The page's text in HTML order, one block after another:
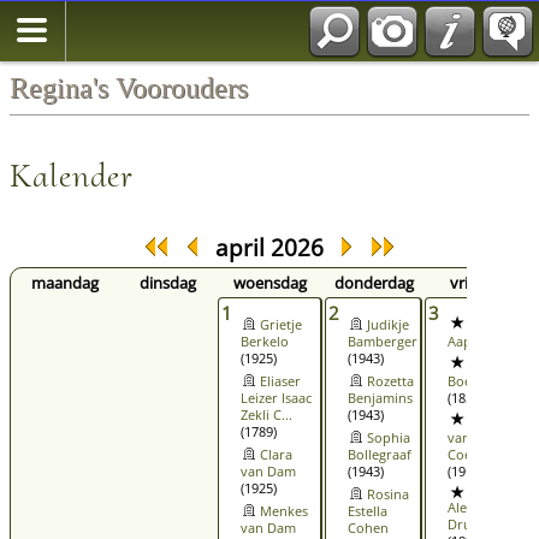
Regina's Voorouders
Kalender
april 2026
maandag dinsdag woensdag donderdag vrijdag
1
Grietje
Berkelo
(1925)
Eliaser
Leizer Isaac
Zekli C...
(1789)
Clara
van Dam
(1925)
Menkes
van Dam
2
Judikje
Bamberger
(1943)
Rozetta
Benjamins
(1943)
Sophia
Bollegraaf
(1943)
Rosina
Estella
Cohen
3
Aap
Boers
(1850)
van
Coevorden
(1912)
Alexander
Druijf